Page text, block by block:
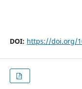
DOI: https://doi.org/